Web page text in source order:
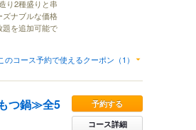
り2種盛りと串
ズナブルな価格
題を追加可能で
のコース予約で使えるクーポン（1）
つ鍋≫全5
予約する
コース詳細